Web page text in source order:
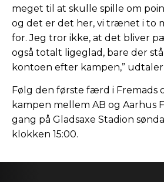
meget til at skulle spille om
og det er det her, vi trænet i to
for. Jeg tror ikke, at det bliver
også totalt ligeglad, bare der
kontoen efter kampen,”
Følg den første færd i Fremads
kampen mellem AB og Aarhus
gang på Gladsaxe Stadion
klokken 15:00.